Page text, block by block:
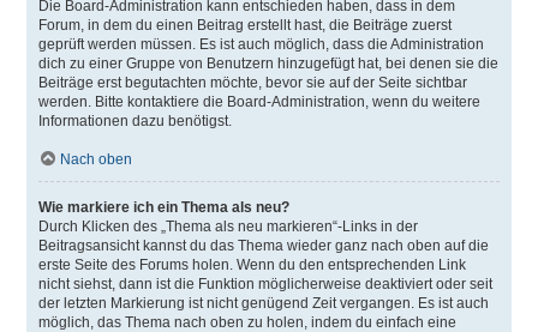
Die Board-Administration kann entschieden haben, dass in dem
Forum, in dem du einen Beitrag erstellt hast, die Beiträge zuerst
geprüft werden müssen. Es ist auch möglich, dass die Administration
dich zu einer Gruppe von Benutzern hinzugefügt hat, bei denen sie die
Beiträge erst begutachten möchte, bevor sie auf der Seite sichtbar
werden. Bitte kontaktiere die Board-Administration, wenn du weitere
Informationen dazu benötigst.
Nach oben
Wie markiere ich ein Thema als neu?
Durch Klicken des „Thema als neu markieren“-Links in der
Beitragsansicht kannst du das Thema wieder ganz nach oben auf die
erste Seite des Forums holen. Wenn du den entsprechenden Link
nicht siehst, dann ist die Funktion möglicherweise deaktiviert oder seit
der letzten Markierung ist nicht genügend Zeit vergangen. Es ist auch
möglich, das Thema nach oben zu holen, indem du einfach eine